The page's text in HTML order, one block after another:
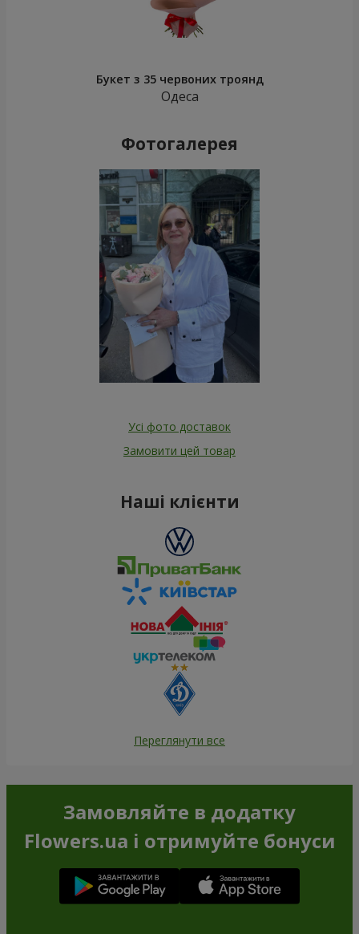
Букет з 35 червоних троянд
Одеса
Фотогалерея
Усі фото доставок
Замовити цей товар
Наші клієнти
Переглянути все
Замовляйте в додатку
Flowers.ua і отримуйте бонуси